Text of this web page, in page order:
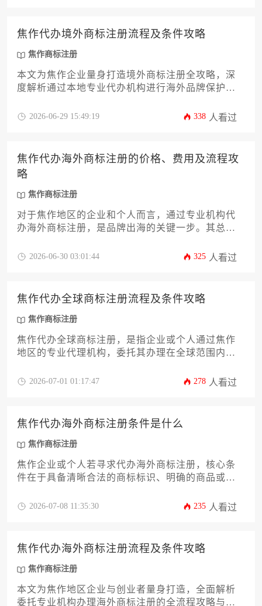
市场。
焦作代办境外商标注册流程及条件攻略
焦作商标注册
本文为焦作企业量身打造境外商标注册全攻略，深
度解析通过本地专业代办机构进行海外品牌保护的
到后期维护的十二个关键环节，并提供实用策略，
2026-06-29 15:49:19 338 人看过
焦作代办海外商标注册的价格、费用及流程攻
略
焦作商标注册
对于焦作地区的企业和个人而言，通过专业机构代
办海外商标注册，是品牌出海的关键一步。其总体
则涵盖前期查询、申请提交、审查公告到最终获权
实战攻略。
2026-06-30 03:01:44 325 人看过
焦作代办全球商标注册流程及条件攻略
焦作商标注册
焦作代办全球商标注册，是指企业或个人通过焦作
地区的专业代理机构，委托其办理在全球范围内进
其核心价值、必备条件、详尽流程及策略要点，助
2026-07-01 01:17:47 278 人看过
焦作代办海外商标注册条件是什么
焦作商标注册
焦作企业或个人若寻求代办海外商标注册，核心条
件在于具备清晰合法的商标标识、明确的商品或服
备专业资质的代办机构。这不仅是法律程序的起
2026-07-08 11:35:30 235 人看过
焦作代办海外商标注册流程及条件攻略
焦作商标注册
本文为焦作地区企业与创业者量身打造，全面解析
委托专业机构办理海外商标注册的全流程攻略与核